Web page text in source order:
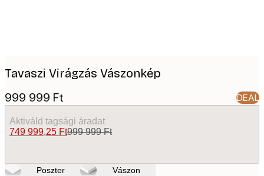
Tavaszi Virágzás Vászonkép
999 999 Ft DEAL
Aktiváld tagsági áradat
749 999,25 Ft999 999 Ft
Poszter Vászon